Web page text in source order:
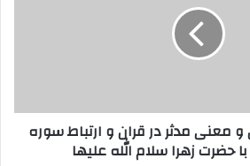
معنی مدثر در قران و ارتباط سوره
حضرت زهرا سلام الله علیها